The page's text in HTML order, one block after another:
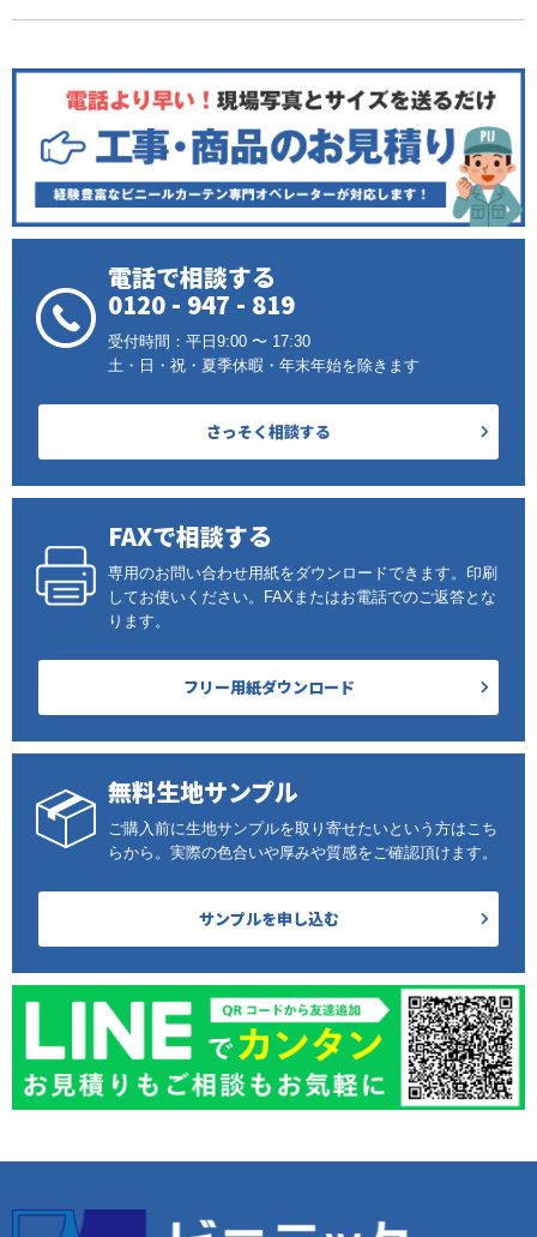
電話で相談する
0120 - 947 - 819
受付時間：平日9:00 〜 17:30
土・日・祝・夏季休暇・年末年始を除きます
さっそく相談する
FAXで相談する
専用のお問い合わせ用紙をダウンロードできます。印刷
してお使いください。FAXまたはお電話でのご返答とな
ります。
フリー用紙ダウンロード
無料生地サンプル
ご購入前に生地サンプルを取り寄せたいという方はこち
らから。実際の色合いや厚みや質感をご確認頂けます。
サンプルを申し込む